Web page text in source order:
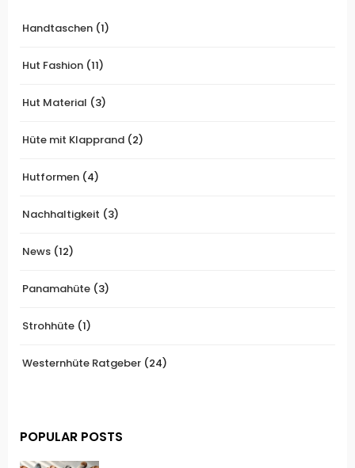
Handtaschen (1)
Hut Fashion (11)
Hut Material (3)
Hüte mit Klapprand (2)
Hutformen (4)
Nachhaltigkeit (3)
News (12)
Panamahüte (3)
Strohhüte (1)
Westernhüte Ratgeber (24)
POPULAR POSTS